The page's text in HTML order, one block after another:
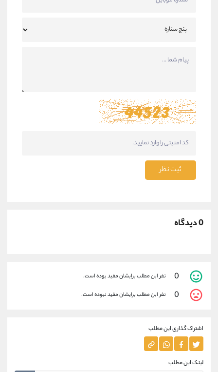
ثبت نظر
0 دیدگاه
0 نفر این مطلب برایشان مفید بوده است.
0 نفر این مطلب برایشان مفید نبوده است.
اشتراک گذاری این مطلب
لینک این مطلب